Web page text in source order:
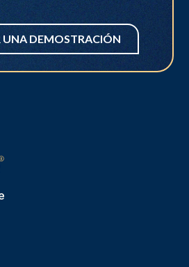
UNA DEMOSTRACIÓN